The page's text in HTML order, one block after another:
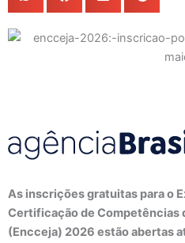
As inscrições gratuitas para o
Certificação de Competências
(Encceja) 2026 estão abertas